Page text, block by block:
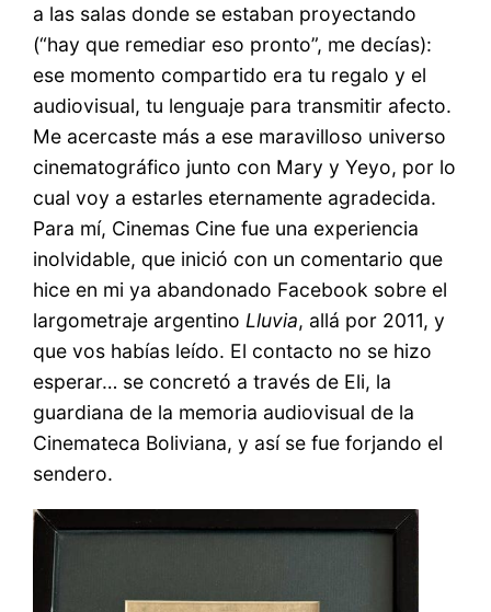
a las salas donde se estaban proyectando
(“hay que remediar eso pronto”, me decías):
ese momento compartido era tu regalo y el
audiovisual, tu lenguaje para transmitir afecto.
Me acercaste más a ese maravilloso universo
cinematográfico junto con Mary y Yeyo, por lo
cual voy a estarles eternamente agradecida.
Para mí, Cinemas Cine fue una experiencia
inolvidable, que inició con un comentario que
hice en mi ya abandonado Facebook sobre el
largometraje argentino Lluvia, allá por 2011, y
que vos habías leído. El contacto no se hizo
esperar… se concretó a través de Eli, la
guardiana de la memoria audiovisual de la
Cinemateca Boliviana, y así se fue forjando el
sendero.